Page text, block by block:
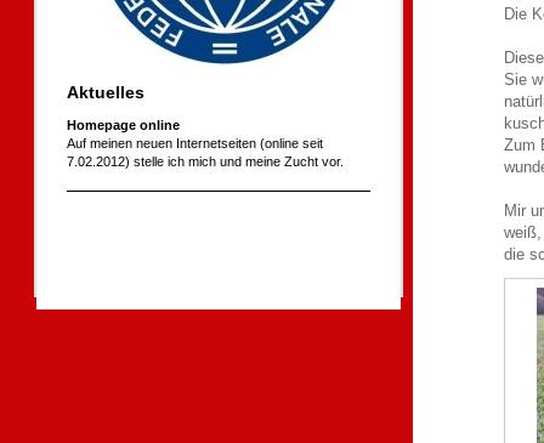
Aktuelles
Homepage online
Auf meinen neuen Internetseiten (online seit
7.02.2012) stelle ich mich und meine Zucht vor.
Die
Sie
Zum
Mir
die